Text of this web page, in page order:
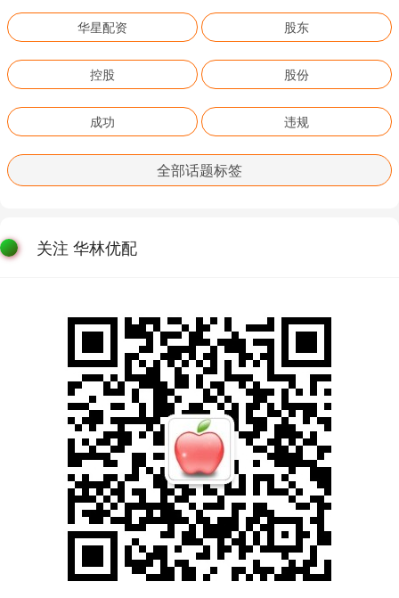
华星配资 股东
控股 股份
成功 违规
全部话题标签
关注 华林优配